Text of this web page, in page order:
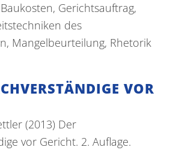
Gerichtsauftrag,
des
Mangelbeurteilung, Rhetorik
VOR
(2013) Der
vor Gericht. 2. Auflage.